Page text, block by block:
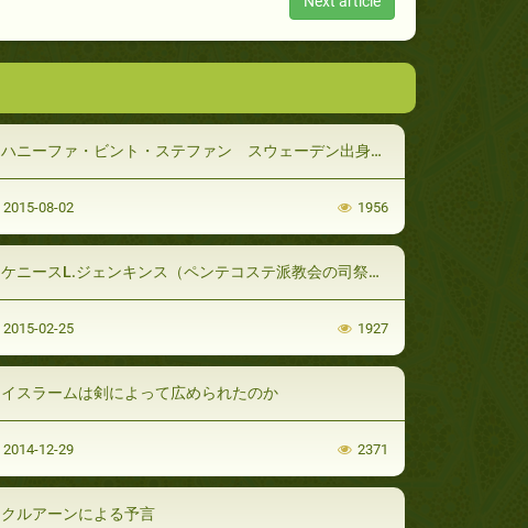
ハニーファ・ビント・ステファン スウェーデン出身の元キリスト教徒
2015-08-02 1956
ケニースL.ジェンキンス（ペンテコステ派教会の司祭及び長老・ アメリカ合衆国） (パート3 / 3)
2015-02-25 1927
イスラームは剣によって広められたのか
2014-12-29 2371
クルアーンによる予言